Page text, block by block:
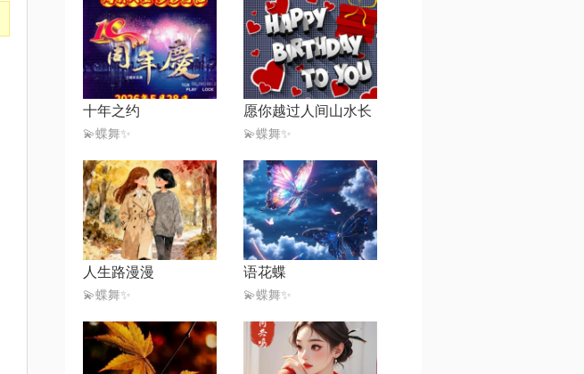
十年之约
💫蝶舞✨
愿你越过人间山水长
💫蝶舞✨
人生路漫漫
💫蝶舞✨
语花蝶
💫蝶舞✨